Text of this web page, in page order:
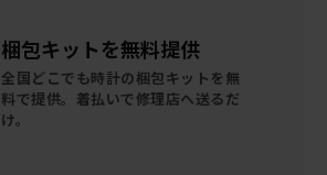
梱包キットを無料提供
全国どこでも時計の梱包キットを 無
料で提供。 着払いで修理店へ送るだ
け。